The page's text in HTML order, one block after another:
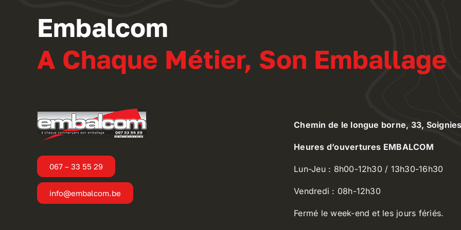
Embalcom
A Chaque Métier, Son Emballage
067 – 33 55 29
info@embalcom.be
Chemin de le longue borne, 33,
Heures d’ouvertures EMBALCOM
Lun-Jeu : 8h00-12h30 / 13h30-16h30
Vendredi : 08h-12h30
Fermé le week-end et les jours fériés.